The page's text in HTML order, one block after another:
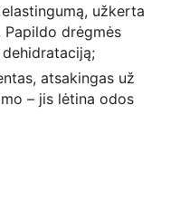
užkerta
Papildo drėgmės
atsakingas už
– jis lėtina odos